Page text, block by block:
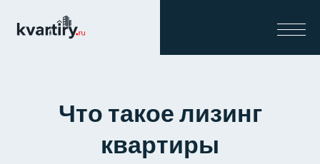
Что такое лизинг
квартиры